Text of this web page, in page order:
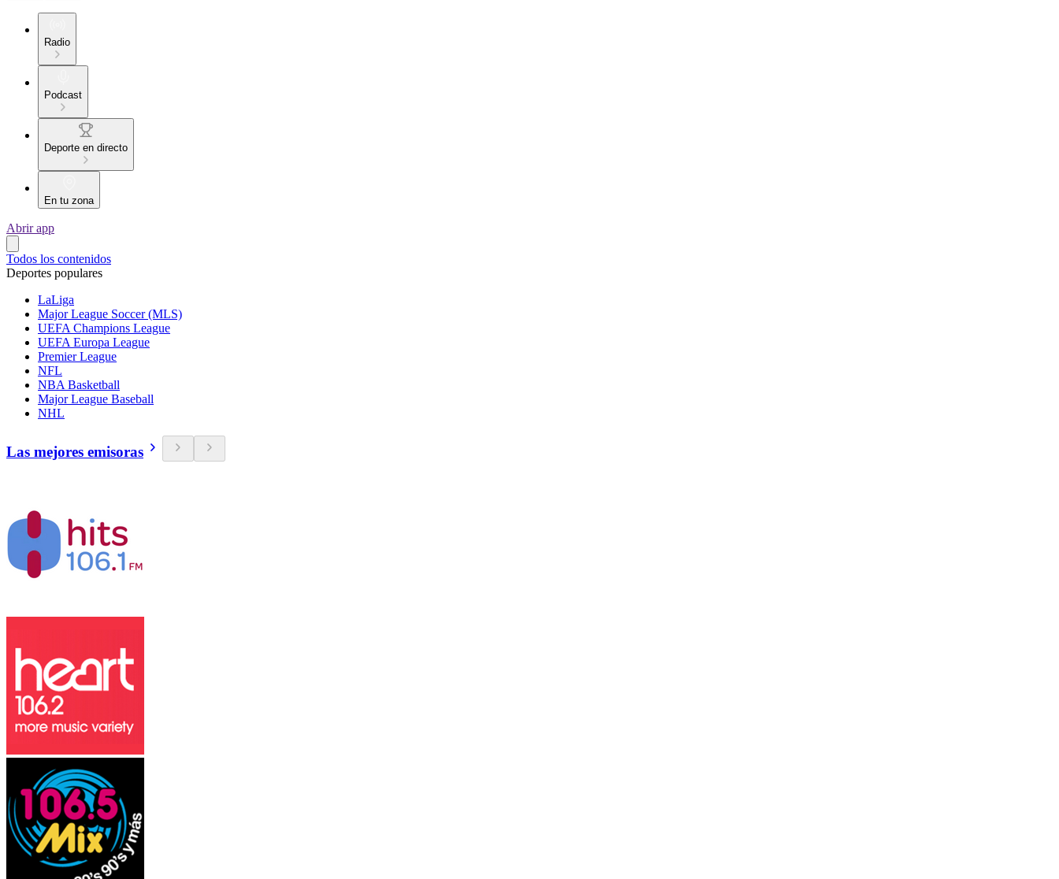
Radio
Podcast
Deporte en directo
En tu zona
Abrir app
Todos los contenidos
Deportes populares
LaLiga
Major League Soccer (MLS)
UEFA Champions League
UEFA Europa League
Premier League
NFL
NBA Basketball
Major League Baseball
NHL
Las mejores emisoras